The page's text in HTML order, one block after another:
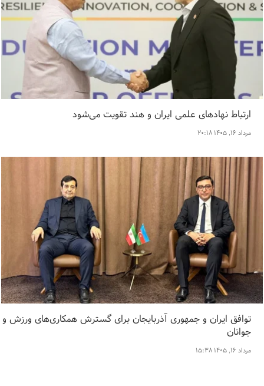
ارتباط نهاد‌های علمی ایران و هند تقویت می‌شود
مرداد ۱۶, ۱۴۰۵ ۲۰:۱۸
توافق ایران و جمهوری آذربایجان برای گسترش همکاری‌های ورزش و
جوانان
مرداد ۱۶, ۱۴۰۵ ۱۵:۳۸